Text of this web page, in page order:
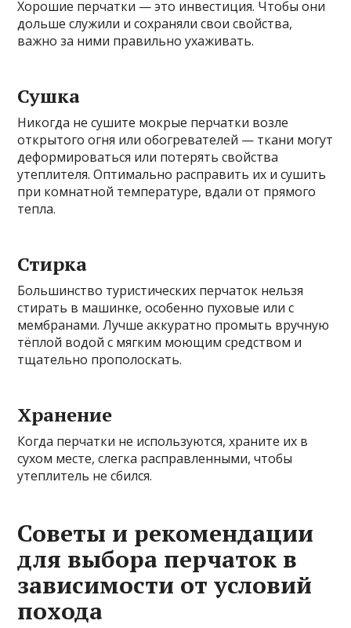
Хорошие перчатки — это инвестиция. Чтобы они
дольше служили и сохраняли свои свойства,
важно за ними правильно ухаживать.
Сушка
Никогда не сушите мокрые перчатки возле
открытого огня или обогревателей — ткани могут
деформироваться или потерять свойства
утеплителя. Оптимально расправить их и сушить
при комнатной температуре, вдали от прямого
тепла.
Стирка
Большинство туристических перчаток нельзя
стирать в машинке, особенно пуховые или с
мембранами. Лучше аккуратно промыть вручную
тёплой водой с мягким моющим средством и
тщательно прополоскать.
Хранение
Когда перчатки не используются, храните их в
сухом месте, слегка расправленными, чтобы
утеплитель не сбился.
Советы и рекомендации
для выбора перчаток в
зависимости от условий
похода